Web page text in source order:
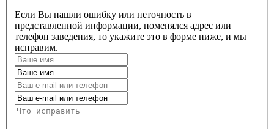
Если Вы нашли ошибку или неточность в
представленной информации, поменялся адрес или
телефон заведения, то укажите это в форме ниже, и мы
исправим.